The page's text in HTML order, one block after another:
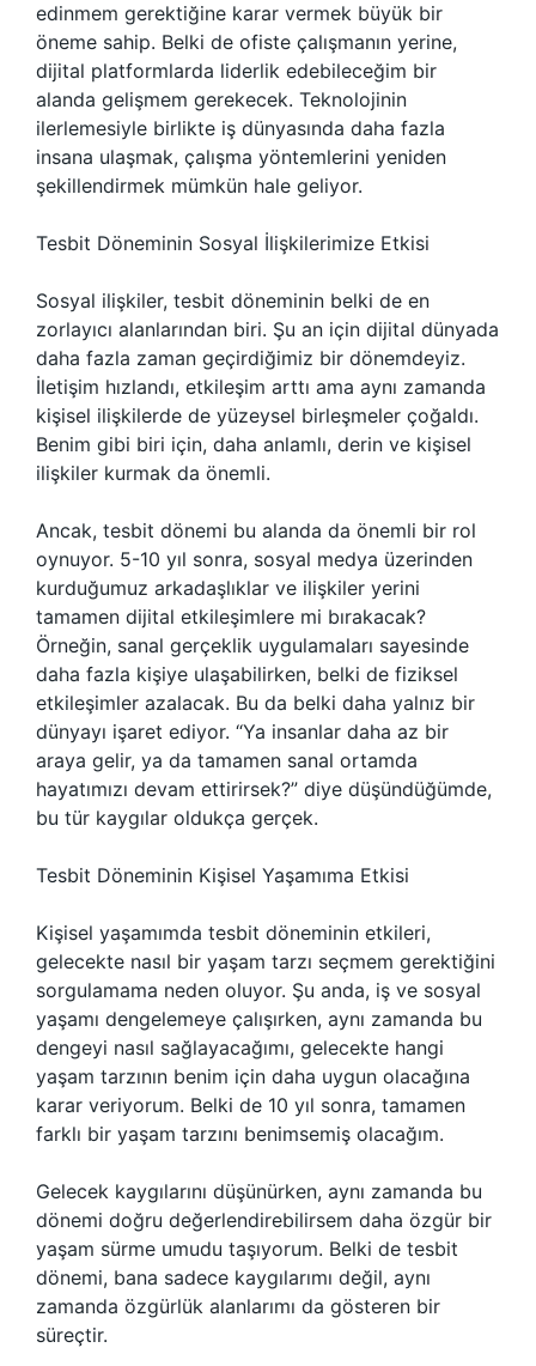
edinmem gerektiğine karar vermek büyük bir
öneme sahip. Belki de ofiste çalışmanın yerine,
dijital platformlarda liderlik edebileceğim bir
alanda gelişmem gerekecek. Teknolojinin
ilerlemesiyle birlikte iş dünyasında daha fazla
insana ulaşmak, çalışma yöntemlerini yeniden
şekillendirmek mümkün hale geliyor.
Tesbit Döneminin Sosyal İlişkilerimize Etkisi
Sosyal ilişkiler, tesbit döneminin belki de en
zorlayıcı alanlarından biri. Şu an için dijital dünyada
daha fazla zaman geçirdiğimiz bir dönemdeyiz.
İletişim hızlandı, etkileşim arttı ama aynı zamanda
kişisel ilişkilerde de yüzeysel birleşmeler çoğaldı.
Benim gibi biri için, daha anlamlı, derin ve kişisel
ilişkiler kurmak da önemli.
Ancak, tesbit dönemi bu alanda da önemli bir rol
oynuyor. 5-10 yıl sonra, sosyal medya üzerinden
kurduğumuz arkadaşlıklar ve ilişkiler yerini
tamamen dijital etkileşimlere mi bırakacak?
Örneğin, sanal gerçeklik uygulamaları sayesinde
daha fazla kişiye ulaşabilirken, belki de fiziksel
etkileşimler azalacak. Bu da belki daha yalnız bir
dünyayı işaret ediyor. “Ya insanlar daha az bir
araya gelir, ya da tamamen sanal ortamda
hayatımızı devam ettirirsek?” diye düşündüğümde,
bu tür kaygılar oldukça gerçek.
Tesbit Döneminin Kişisel Yaşamıma Etkisi
Kişisel yaşamımda tesbit döneminin etkileri,
gelecekte nasıl bir yaşam tarzı seçmem gerektiğini
sorgulamama neden oluyor. Şu anda, iş ve sosyal
yaşamı dengelemeye çalışırken, aynı zamanda bu
dengeyi nasıl sağlayacağımı, gelecekte hangi
yaşam tarzının benim için daha uygun olacağına
karar veriyorum. Belki de 10 yıl sonra, tamamen
farklı bir yaşam tarzını benimsemiş olacağım.
Gelecek kaygılarını düşünürken, aynı zamanda bu
dönemi doğru değerlendirebilirsem daha özgür bir
yaşam sürme umudu taşıyorum. Belki de tesbit
dönemi, bana sadece kaygılarımı değil, aynı
zamanda özgürlük alanlarımı da gösteren bir
süreçtir.